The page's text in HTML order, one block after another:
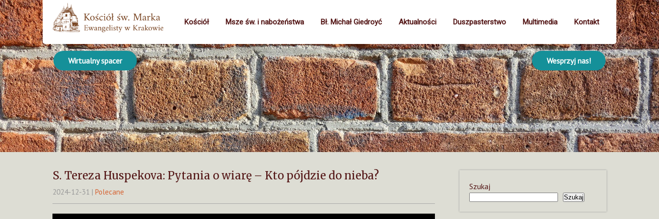
Wirtualny spacer Wesprzyj nas!
Kościół Msze św. i nabożeństwa Bł. Michał Giedroyć Aktualności Duszpasterstwo Multimedia Kontakt
S. Tereza Huspekova: Pytania o wiarę – Kto pójdzie do nieba?
2024-12-31 | Polecane
Szukaj
Szukaj